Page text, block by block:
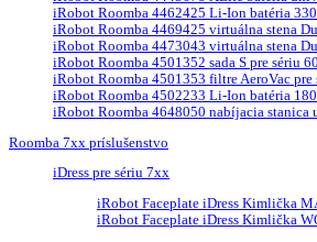
iRobot Roomba 4462425 Li-Ion batéria
iRobot Roomba 4469425 virtuálna stena
iRobot Roomba 4473043 virtuálna stena
iRobot Roomba 4501352 sada S pre sériu
iRobot Roomba 4501353 filtre AeroVac pre
iRobot Roomba 4502233 Li-Ion batéria
iRobot Roomba 4648050 nabíjacia stanica
Roomba 7xx príslušenstvo
iDress pre sériu 7xx
iRobot Faceplate iDress Kimlička
iRobot Faceplate iDress Kimlička